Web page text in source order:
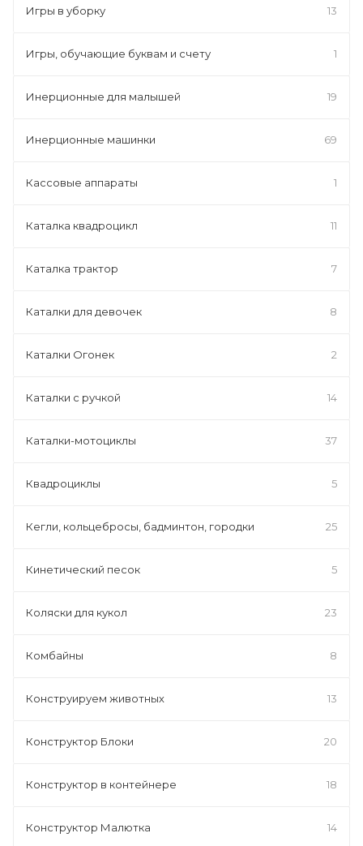
Игры в уборку 13
Игры, обучающие буквам и счету 1
Инерционные для малышей 19
Инерционные машинки 69
Кассовые аппараты 1
Каталка квадроцикл 11
Каталка трактор 7
Каталки для девочек 8
Каталки Огонек 2
Каталки с ручкой 14
Каталки-мотоциклы 37
Квадроциклы 5
Кегли, кольцебросы, бадминтон, городки 25
Кинетический песок 5
Коляски для кукол 23
Комбайны 8
Конструируем животных 13
Конструктор Блоки 20
Конструктор в контейнере 18
Конструктор Малютка 14